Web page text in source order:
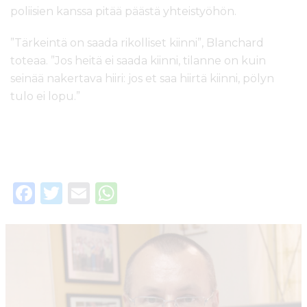
poliisien kanssa pitää päästä yhteistyöhön.
”Tärkeintä on saada rikolliset kiinni”, Blanchard
toteaa. ”Jos heitä ei saada kiinni, tilanne on kuin
seinää nakertava hiiri: jos et saa hiirtä kiinni, pölyn
tulo ei lopu.”
F
T
r
E
A